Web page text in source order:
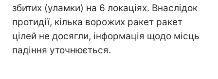
збитих (уламки) на 6 локаціях. Внаслідок
протидії, кілька ворожих ракет ракет
цілей не досягли, інформація щодо місць
падіння уточнюється.